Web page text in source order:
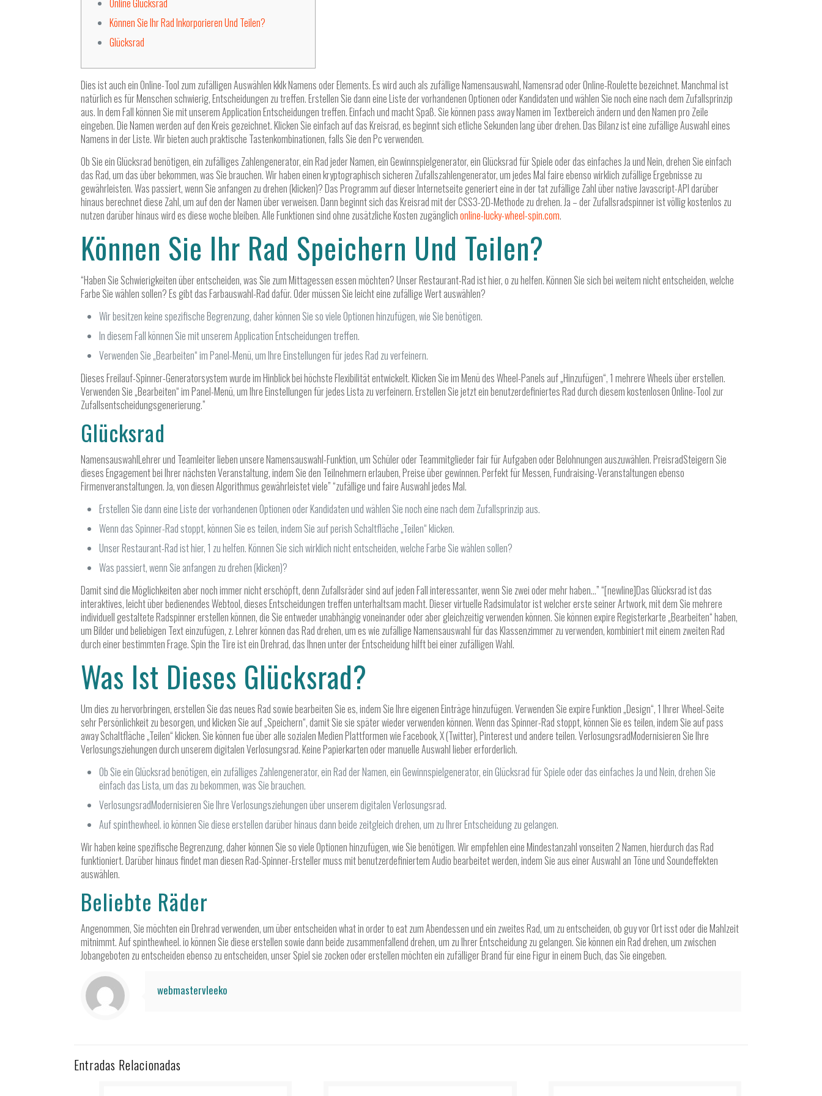
Online Glücksrad
Können Sie Ihr Rad Inkorporieren Und Teilen?
Glücksrad
Dies ist auch ein Online-Tool zum zufälligen Auswählen kklk Namens oder Elements. Es wird auch als zufällige Namensauswahl, Namensrad oder Online-Roulette bezeichnet. Manchmal ist
natürlich es für Menschen schwierig, Entscheidungen zu treffen. Erstellen Sie dann eine Liste der vorhandenen Optionen oder Kandidaten und wählen Sie noch eine nach dem Zufallsprinzip
aus. In dem Fall können Sie mit unserem Application Entscheidungen treffen. Einfach und macht Spaß. Sie können pass away Namen im Textbereich ändern und den Namen pro Zeile
eingeben. Die Namen werden auf den Kreis gezeichnet. Klicken Sie einfach auf das Kreisrad, es beginnt sich etliche Sekunden lang über drehen. Das Bilanz ist eine zufällige Auswahl eines
Namens in der Liste. Wir bieten auch praktische Tastenkombinationen, falls Sie den Pc verwenden.
Ob Sie ein Glücksrad benötigen, ein zufälliges Zahlengenerator, ein Rad jeder Namen, ein Gewinnspielgenerator, ein Glücksrad für Spiele oder das einfaches Ja und Nein, drehen Sie einfach
das Rad, um das über bekommen, was Sie brauchen. Wir haben einen kryptographisch sicheren Zufallszahlengenerator, um jedes Mal faire ebenso wirklich zufällige Ergebnisse zu
gewährleisten. Was passiert, wenn Sie anfangen zu drehen (klicken)? Das Programm auf dieser Internetseite generiert eine in der tat zufällige Zahl über native Javascript-API darüber
hinaus berechnet diese Zahl, um auf den der Namen über verweisen. Dann beginnt sich das Kreisrad mit der CSS3-2D-Methode zu drehen. Ja – der Zufallsradspinner ist völlig kostenlos zu
nutzen darüber hinaus wird es diese woche bleiben. Alle Funktionen sind ohne zusätzliche Kosten zugänglichonline-lucky-wheel-spin.com.
Können Sie Ihr Rad Speichern Und Teilen?
“Haben Sie Schwierigkeiten über entscheiden, was Sie zum Mittagessen essen möchten? Unser Restaurant-Rad ist hier, o zu helfen. Können Sie sich bei weitem nicht entscheiden, welche
Farbe Sie wählen sollen? Es gibt das Farbauswahl-Rad dafür. Oder müssen Sie leicht eine zufällige Wert auswählen?
Wir besitzen keine spezifische Begrenzung, daher können Sie so viele Optionen hinzufügen, wie Sie benötigen.
In diesem Fall können Sie mit unserem Application Entscheidungen treffen.
Verwenden Sie „Bearbeiten“ im Panel-Menü, um Ihre Einstellungen für jedes Rad zu verfeinern.
Dieses Freilauf-Spinner-Generatorsystem wurde im Hinblick bei höchste Flexibilität entwickelt. Klicken Sie im Menü des Wheel-Panels auf „Hinzufügen“, 1 mehrere Wheels über erstellen.
Verwenden Sie „Bearbeiten“ im Panel-Menü, um Ihre Einstellungen für jedes Lista zu verfeinern. Erstellen Sie jetzt ein benutzerdefiniertes Rad durch diesem kostenlosen Online-Tool zur
Zufallsentscheidungsgenerierung.”
Glücksrad
NamensauswahlLehrer und Teamleiter lieben unsere Namensauswahl-Funktion, um Schüler oder Teammitglieder fair für Aufgaben oder Belohnungen auszuwählen. PreisradSteigern Sie
dieses Engagement bei Ihrer nächsten Veranstaltung, indem Sie den Teilnehmern erlauben, Preise über gewinnen. Perfekt für Messen, Fundraising-Veranstaltungen ebenso
Firmenveranstaltungen. Ja, von diesen Algorithmus gewährleistet viele” “zufällige und faire Auswahl jedes Mal.
Erstellen Sie dann eine Liste der vorhandenen Optionen oder Kandidaten und wählen Sie noch eine nach dem Zufallsprinzip aus.
Wenn das Spinner-Rad stoppt, können Sie es teilen, indem Sie auf perish Schaltfläche „Teilen“ klicken.
Unser Restaurant-Rad ist hier, 1 zu helfen. Können Sie sich wirklich nicht entscheiden, welche Farbe Sie wählen sollen?
Was passiert, wenn Sie anfangen zu drehen (klicken)?
Damit sind die Möglichkeiten aber noch immer nicht erschöpft, denn Zufallsräder sind auf jeden Fall interessanter, wenn Sie zwei oder mehr haben…” “[newline]Das Glücksrad ist das
interaktives, leicht über bedienendes Webtool, dieses Entscheidungen treffen unterhaltsam macht. Dieser virtuelle Radsimulator ist welcher erste seiner Artwork, mit dem Sie mehrere
individuell gestaltete Radspinner erstellen können, die Sie entweder unabhängig voneinander oder aber gleichzeitig verwenden können. Sie können expire Registerkarte „Bearbeiten“ haben,
um Bilder und beliebigen Text einzufügen, z. Lehrer können das Rad drehen, um es wie zufällige Namensauswahl für das Klassenzimmer zu verwenden, kombiniert mit einem zweiten Rad
durch einer bestimmten Frage. Spin the Tire ist ein Drehrad, das Ihnen unter der Entscheidung hilft bei einer zufälligen Wahl.
Was Ist Dieses Glücksrad?
Um dies zu hervorbringen, erstellen Sie das neues Rad sowie bearbeiten Sie es, indem Sie Ihre eigenen Einträge hinzufügen. Verwenden Sie expire Funktion „Design“, 1 Ihrer Wheel-Seite
sehr Persönlichkeit zu besorgen, und klicken Sie auf „Speichern“, damit Sie sie später wieder verwenden können. Wenn das Spinner-Rad stoppt, können Sie es teilen, indem Sie auf pass
away Schaltfläche „Teilen“ klicken. Sie können fue über alle sozialen Medien Plattformen wie Facebook, X (Twitter), Pinterest und andere teilen. VerlosungsradModernisieren Sie Ihre
Verlosungsziehungen durch unserem digitalen Verlosungsrad. Keine Papierkarten oder manuelle Auswahl lieber erforderlich.
Ob Sie ein Glücksrad benötigen, ein zufälliges Zahlengenerator, ein Rad der Namen, ein Gewinnspielgenerator, ein Glücksrad für Spiele oder das einfaches Ja und Nein, drehen Sie
einfach das Lista, um das zu bekommen, was Sie brauchen.
VerlosungsradModernisieren Sie Ihre Verlosungsziehungen über unserem digitalen Verlosungsrad.
Auf spinthewheel. io können Sie diese erstellen darüber hinaus dann beide zeitgleich drehen, um zu Ihrer Entscheidung zu gelangen.
Wir haben keine spezifische Begrenzung, daher können Sie so viele Optionen hinzufügen, wie Sie benötigen. Wir empfehlen eine Mindestanzahl vonseiten 2 Namen, hierdurch das Rad
funktioniert. Darüber hinaus findet man diesen Rad-Spinner-Ersteller muss mit benutzerdefiniertem Audio bearbeitet werden, indem Sie aus einer Auswahl an Töne und Soundeffekten
auswählen.
Beliebte Räder
Angenommen, Sie möchten ein Drehrad verwenden, um über entscheiden what in order to eat zum Abendessen und ein zweites Rad, um zu entscheiden, ob guy vor Ort isst oder die Mahlzeit
mitnimmt. Auf spinthewheel. io können Sie diese erstellen sowie dann beide zusammenfallend drehen, um zu Ihrer Entscheidung zu gelangen. Sie können ein Rad drehen, um zwischen
Jobangeboten zu entscheiden ebenso zu entscheiden, unser Spiel sie zocken oder erstellen möchten ein zufälliger Brand für eine Figur in einem Buch, das Sie eingeben.
webmastervleeko
Entradas Relacionadas